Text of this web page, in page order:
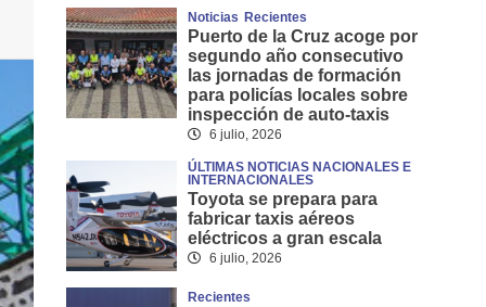
Noticias Recientes
Puerto de la Cruz acoge por
segundo año consecutivo
las jornadas de formación
para policías locales sobre
inspección de auto-taxis
6 julio, 2026
ÚLTIMAS NOTICIAS NACIONALES E
INTERNACIONALES
Toyota se prepara para
fabricar taxis aéreos
eléctricos a gran escala
6 julio, 2026
Recientes